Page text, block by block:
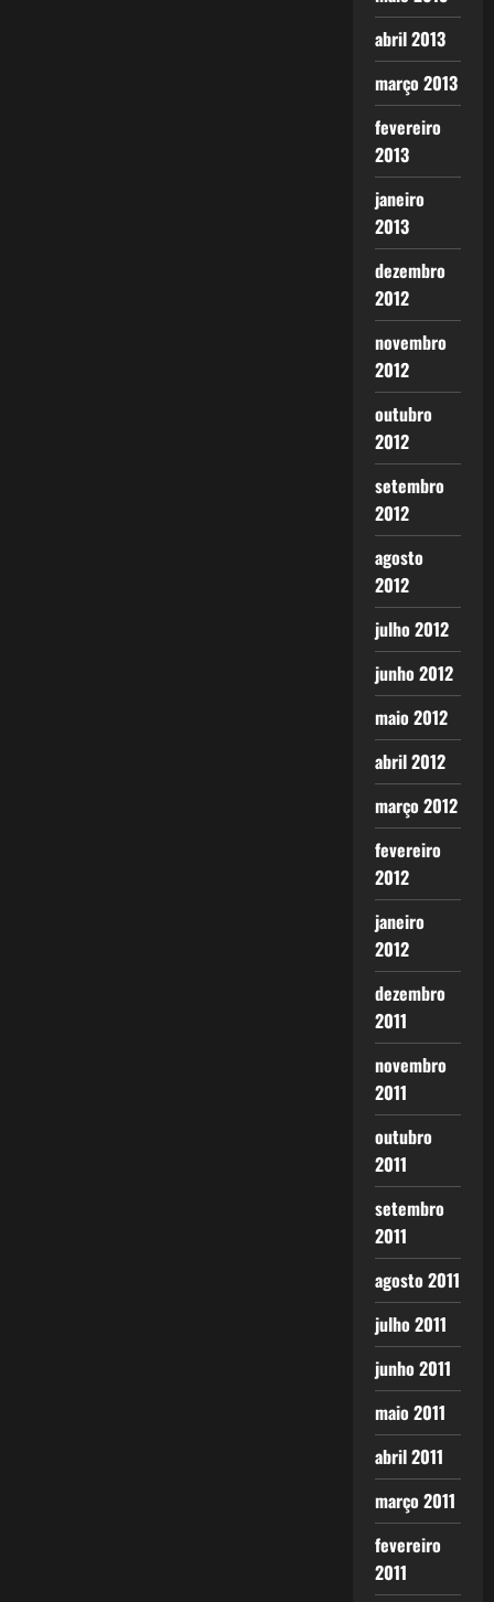
abril 2013
março 2013
fevereiro
2013
janeiro
2013
dezembro
2012
novembro
2012
outubro
2012
setembro
2012
agosto
2012
julho 2012
junho 2012
maio 2012
abril 2012
março 2012
fevereiro
2012
janeiro
2012
dezembro
2011
novembro
2011
outubro
2011
setembro
2011
agosto 2011
julho 2011
junho 2011
maio 2011
abril 2011
março 2011
fevereiro
2011